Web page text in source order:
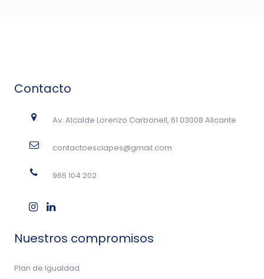
Contacto
Av. Alcalde Lorenzo Carbonell, 61 03008 Alicante
contactoesclapes@gmail.com
965 104 202
Nuestros compromisos
Plan de Igualdad